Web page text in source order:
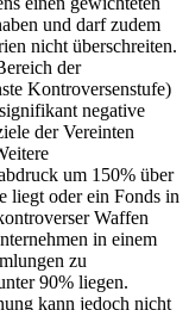
und darf zudem
nicht überschreiten.
der
Kontroversenstufe)
negative
der Vereinten
um 150% über
liegt oder ein Fonds in
Waffen
in einem
zu
90% liegen.
kann jedoch nicht